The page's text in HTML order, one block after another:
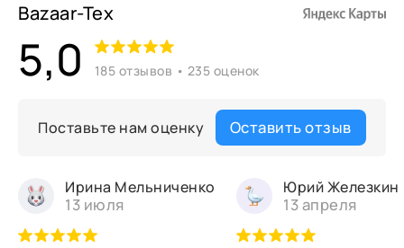
Bazaar-Tex
5,0 185 отзывов • 235 оценок
Поставьте нам оценку Оставить отзыв
Ирина Мельниченко
13 июля
Юрий Железкин
13 апреля